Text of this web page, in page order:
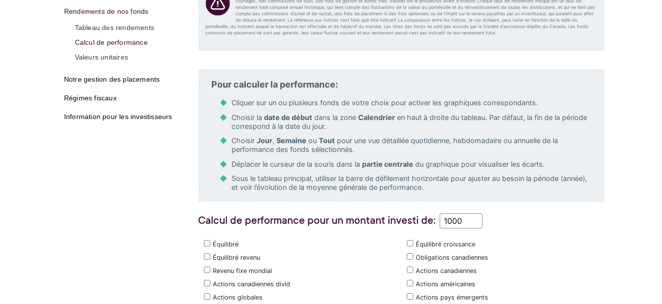
rendement total composé annuel historique, qui tient compte des fluctuations de la valeur du portefeuille et du réinvestissement de toutes les distributions, et qui ne tient pas
compte des commissions d’achat et de rachat, des frais de placement ni des frais optionnels ou de l’impôt sur le revenu payables par un investisseur, qui auraient pour effet
de réduire le rendement. La référence aux indices n’est faite qu’à titre indicatif. La comparaison entre les indices, le cas échéant, peut varier en fonction de la taille du
portefeuille, du moment auquel la transaction est effectuée et de l’objectif du mandat. Les titres des fonds ne sont pas assurés par la Société d’assurance-dépôts du Canada. Les fonds
communs de placement ne sont pas garantis, leur valeur fluctue souvent et leur rendement passé n’est pas indicatif de leur rendement futur.
Pour calculer la performance:
Cliquer sur un ou plusieurs fonds de votre choix pour activer les graphiques correspondants.
Choisir la date de début dans la zone Calendrieren haut à droite du tableau. Par défaut, la fin de la période
correspond à la date du jour.
Choisir Jour, Semaine ou Tout pour une vue détaillée quotidienne, hebdomadaire ou annuelle de la
performance des fonds sélectionnés.
Déplacer le curseur de la souris dans la partie centrale du graphique pour visualiser les écarts.
Sous le tableau principal, utiliser la barre de défilement horizontale pour ajuster au besoin la période (année),
et voir l’évolution de la moyenne générale de performance.
Calcul de performance pour un montant investi de:
Équilibré
Équilibré croissance
Équilibré revenu
Obligations canadiennes
Revenu fixe mondial
Actions canadiennes
Actions canadiennes divid
Actions américaines
Actions globales
Actions pays émergents
Rendements de nos fonds
Tableau des rendements
Calcul de performance
Valeurs unitaires
Notre gestion des placements
Régimes fiscaux
Information pour les investisseurs